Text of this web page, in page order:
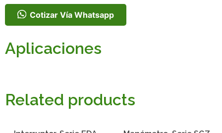
Cotizar Vía Whatsapp
Aplicaciones
Related products